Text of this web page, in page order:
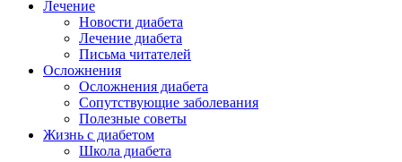
Лечение
Новости диабета
Лечение диабета
Письма читателей
Осложнения
Осложнения диабета
Сопутствующие заболевания
Полезные советы
Жизнь с диабетом
Школа диабета